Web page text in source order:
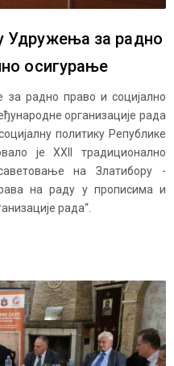
Удружења за радно
осигурање
радно право и социјално
организације рада
политику Републике
је XXII традиционално
на Златибору -
на раду у прописима и
рада“.